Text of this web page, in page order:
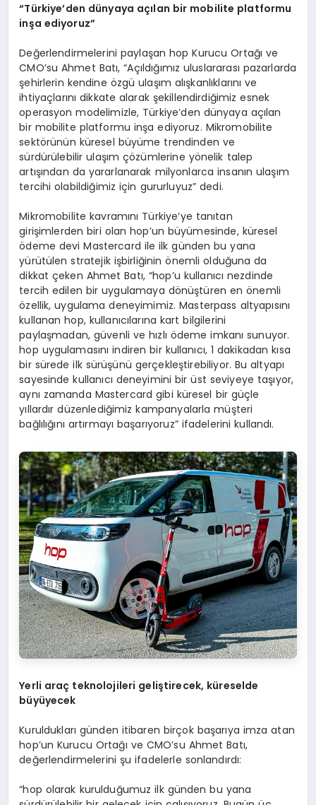
“Türkiye’den dünyaya açılan bir mobilite platformu
inşa ediyoruz”
Değerlendirmelerini paylaşan hop Kurucu Ortağı ve
CMO’su Ahmet Batı, “Açıldığımız uluslararası pazarlarda
şehirlerin kendine özgü ulaşım alışkanlıklarını ve
ihtiyaçlarını dikkate alarak şekillendirdiğimiz esnek
operasyon modelimizle, Türkiye’den dünyaya açılan
bir mobilite platformu inşa ediyoruz. Mikromobilite
sektörünün küresel büyüme trendinden ve
sürdürülebilir ulaşım çözümlerine yönelik talep
artışından da yararlanarak milyonlarca insanın ulaşım
tercihi olabildiğimiz için gururluyuz” dedi.
Mikromobilite kavramını Türkiye’ye tanıtan
girişimlerden biri olan hop’un büyümesinde, küresel
ödeme devi Mastercard ile ilk günden bu yana
yürütülen stratejik işbirliğinin önemli olduğuna da
dikkat çeken Ahmet Batı, “hop’u kullanıcı nezdinde
tercih edilen bir uygulamaya dönüştüren en önemli
özellik, uygulama deneyimimiz. Masterpass altyapısını
kullanan hop, kullanıcılarına kart bilgilerini
paylaşmadan, güvenli ve hızlı ödeme imkanı sunuyor.
hop uygulamasını indiren bir kullanıcı, 1 dakikadan kısa
bir sürede ilk sürüşünü gerçekleştirebiliyor. Bu altyapı
sayesinde kullanıcı deneyimini bir üst seviyeye taşıyor,
aynı zamanda Mastercard gibi küresel bir güçle
yıllardır düzenlediğimiz kampanyalarla müşteri
bağlılığını artırmayı başarıyoruz” ifadelerini kullandı.
Yerli araç teknolojileri geliştirecek, küreselde
büyüyecek
Kuruldukları günden itibaren birçok başarıya imza atan
hop’un Kurucu Ortağı ve CMO’su Ahmet Batı,
değerlendirmelerini şu ifadelerle sonlandırdı:
“hop olarak kurulduğumuz ilk günden bu yana